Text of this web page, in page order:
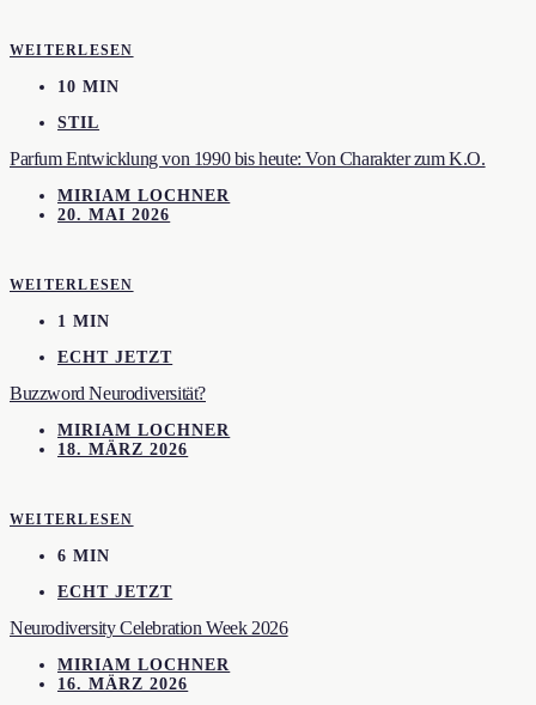
WEITERLESEN
10 MIN
STIL
Parfum Entwicklung von 1990 bis heute: Von Charakter zum K.O.
MIRIAM LOCHNER
20. MAI 2026
WEITERLESEN
1 MIN
ECHT JETZT
Buzzword Neurodiversität?
MIRIAM LOCHNER
18. MÄRZ 2026
WEITERLESEN
6 MIN
ECHT JETZT
Neurodiversity Celebration Week 2026
MIRIAM LOCHNER
16. MÄRZ 2026